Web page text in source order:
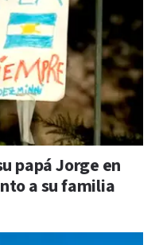
papá Jorge en
a su familia